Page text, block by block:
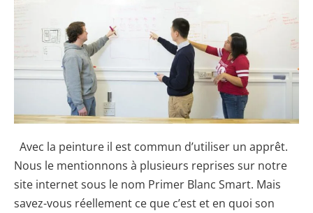
qu’un
apprêt
pourquoi
en
vous
besoin?
Avec la peinture il est commun d’utiliser un apprêt.
Nous le mentionnons à plusieurs reprises sur notre
site internet sous le nom Primer Blanc Smart. Mais
savez-vous réellement ce que c’est et en quoi son